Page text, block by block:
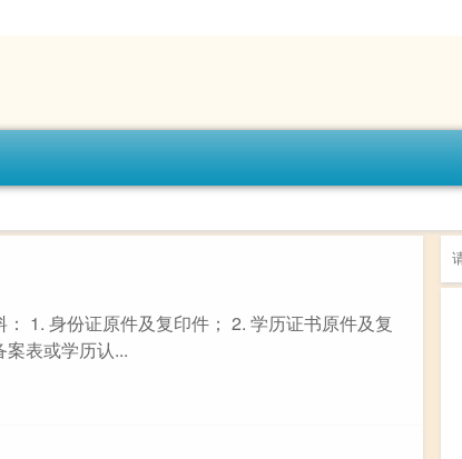
1. 身份证原件及复印件； 2. 学历证书原件及复
表或学历认...